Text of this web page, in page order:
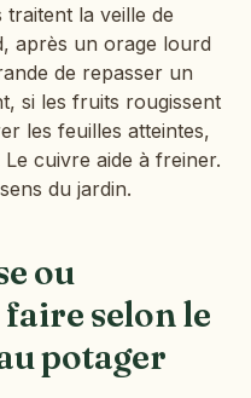
traitent la veille de
après un orage lourd
de repasser un
si les fruits rougissent
les feuilles atteintes,
cuivre aide à freiner.
du jardin.
ou
selon le
potager